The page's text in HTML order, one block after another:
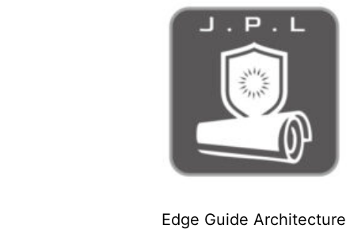
Edge Guide Architecture